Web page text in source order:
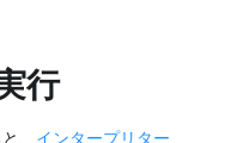
行
、 インタープリター